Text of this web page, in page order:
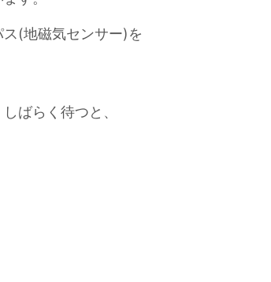
(地磁気センサー)を
ばらく待つと、